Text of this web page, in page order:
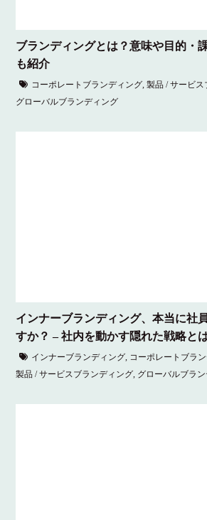
ブランディングとは？意味や目的・
も紹介
コーポレートブランディング,製品 / サービ
グローバルブランディング
インナーブランディング、本当に社
すか？ – 社内を動かす隠れた戦略と
インナーブランディング コーポレートブラ
製品 / サービスブランディング グローバルブラ